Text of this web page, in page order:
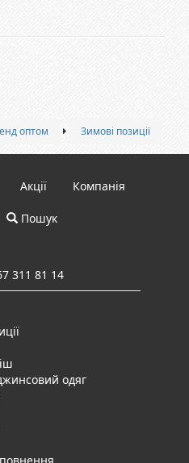
оптом Зимові позиції
Акції Компанія
Пошук
311 81 14
одяг